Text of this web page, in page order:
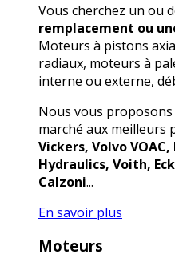
Vous cherchez un ou
remplacement ou
Moteurs à pistons
radiaux, moteurs à
interne ou externe,
Nous vous
marché aux meilleurs
Vickers, Volvo
Hydraulics, Voith,
Calzoni...
En savoir plus
Moteurs